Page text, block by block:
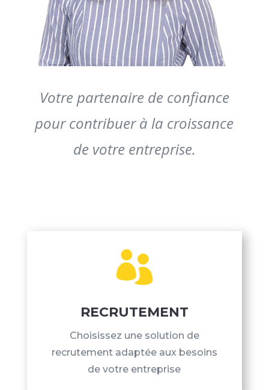
Votre partenaire de confiance
pour contribuer à la croissance
de votre entreprise.

RECRUTEMENT
Choisissez une solution de
recrutement adaptée aux besoins
de votre entreprise